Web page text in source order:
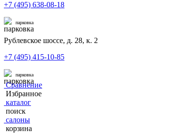
+7 (495) 638-08-18
парковка
Рублевское шоссе, д. 28, к. 2
+7 (495) 415-10-85
парковка
Сравнение
Избранное
каталог
поиск
салоны
корзина